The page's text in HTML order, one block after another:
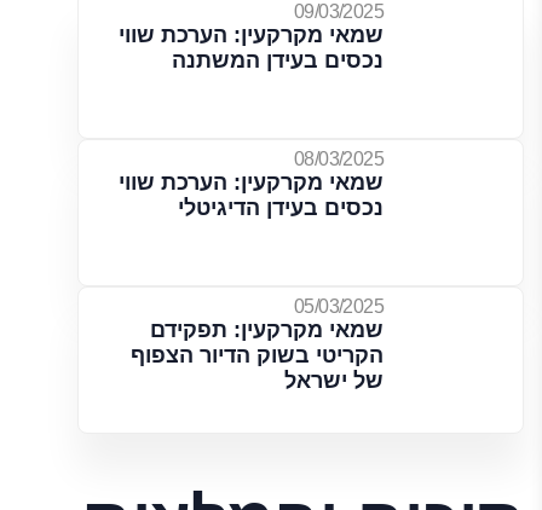
09/03/2025
שמאי מקרקעין: הערכת שווי
נכסים בעידן המשתנה
08/03/2025
שמאי מקרקעין: הערכת שווי
נכסים בעידן הדיגיטלי
05/03/2025
שמאי מקרקעין: תפקידם
הקריטי בשוק הדיור הצפוף
של ישראל